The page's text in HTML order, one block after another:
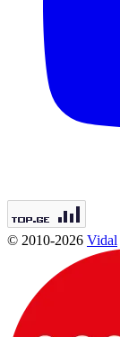
© 2010-2026 Vidal